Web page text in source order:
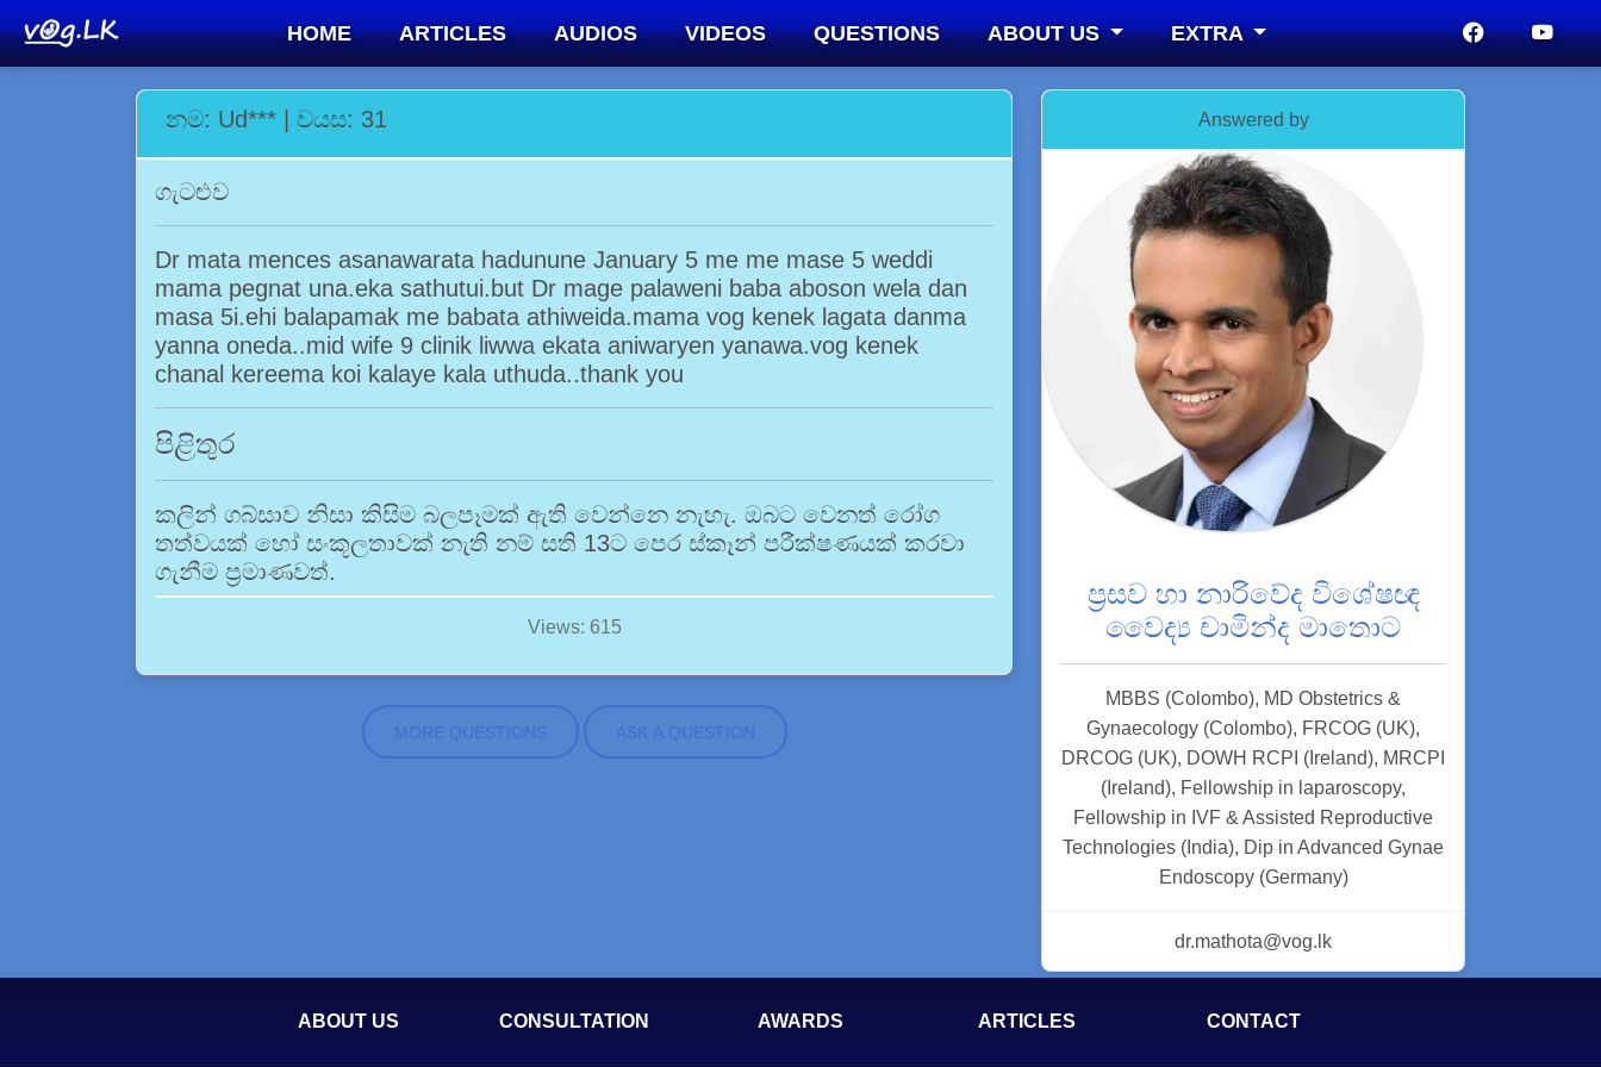
HOME ARTICLES AUDIOS VIDEOS QUESTIONS ABOUT US EXTRA
නම: Ud*** | වයස: 31
ගැටළුව
Dr mata mences asanawarata hadunune January 5 me me mase 5 weddi
mama pegnat una.eka sathutui.but Dr mage palaweni baba aboson wela dan
masa 5i.ehi balapamak me babata athiweida.mama vog kenek lagata danma
yanna oneda..mid wife 9 clinik liwwa ekata aniwaryen yanawa.vog kenek
chanal kereema koi kalaye kala uthuda..thank you
පිළිතුර
කලින් ගබ්සාව නිසා කිසිම බලපෑමක් ඇති වෙන්නෙ නැහැ. ඔබට වෙනත් රෝග
තත්වයක් හෝ සංකූලතාවක් නැති නම් සති 13ට පෙර ස්කෑන් පරීක්ෂණයක් කරවා
ගැනීම ප්‍රමාණවත්.
Views: 615
MORE QUESTIONS ASK A QUESTION
Answered by
ප්‍රසව හා නාරිවේද විශේෂඥ
වෛද්‍ය චාමින්ද මාතොට
MBBS (Colombo), MD Obstetrics &
Gynaecology (Colombo), FRCOG (UK),
DRCOG (UK), DOWH RCPI (Ireland), MRCPI
(Ireland), Fellowship in laparoscopy,
Fellowship in IVF & Assisted Reproductive
Technologies (India), Dip in Advanced Gynae
Endoscopy (Germany)
dr.mathota@vog.lk
ABOUT US CONSULTATION AWARDS ARTICLES CONTACT